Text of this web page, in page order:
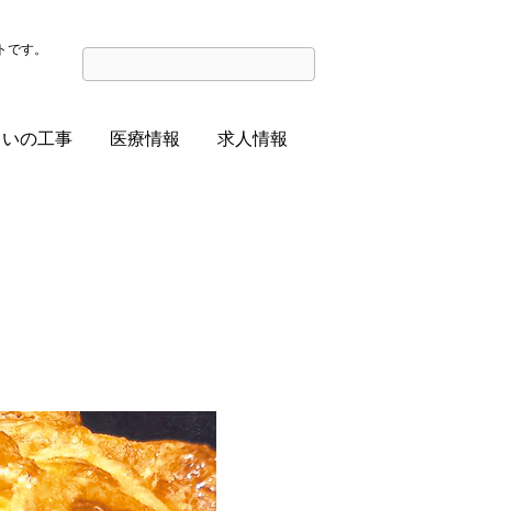
す。
の工事 医療情報 求人情報